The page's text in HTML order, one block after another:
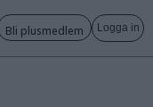
Bli plusmedlem Logga in